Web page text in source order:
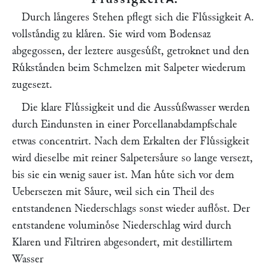
Durch laͤngeres Stehen pflegt sich die Fluͤssigkeit A.
vollstaͤndig zu klaͤren. Sie wird vom Bodensaz
abgegossen, der leztere ausgesuͤßt, getroknet und den
Ruͤkstaͤnden beim Schmelzen mit Salpeter wiederum
zugesezt.
Die klare Fluͤssigkeit und die Aussuͤßwasser werden
durch Eindunsten in einer Porcellanabdampfschale
etwas concentrirt. Nach dem Erkalten der Fluͤssigkeit
wird dieselbe mit reiner Salpetersaͤure so lange versezt,
bis sie ein wenig sauer ist. Man huͤte sich vor dem
Uebersezen mit Saͤure, weil sich ein Theil des
entstandenen Niederschlags sonst wieder aufloͤst. Der
entstandene voluminoͤse Niederschlag wird durch
Klaren und Filtriren abgesondert, mit destillirtem
Wasser